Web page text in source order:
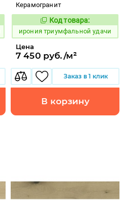
Керамогранит
1106860
Код товара:
ирония триумфальной удачи
Цена
7 450 руб./м²
Заказ в 1 клик
В корзину